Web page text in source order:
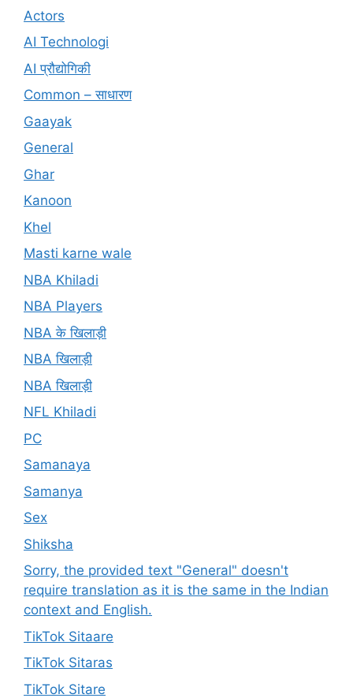
Actors
AI Technologi
AI प्रौद्योगिकी
Common – साधारण
Gaayak
General
Ghar
Kanoon
Khel
Masti karne wale
NBA Khiladi
NBA Players
NBA के खिलाड़ी
NBA खिलाड़ी
NBA खिलाड़ी
NFL Khiladi
PC
Samanaya
Samanya
Sex
Shiksha
Sorry, the provided text "General" doesn't
require translation as it is the same in the Indian
context and English.
TikTok Sitaare
TikTok Sitaras
TikTok Sitare